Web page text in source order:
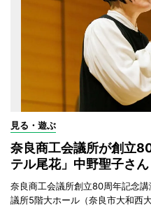
見る・遊ぶ
奈良商工会議所が創立
テル尾花」中野聖子さん
奈良商工会議所創立80周年記念
議所5階大ホール（奈良市大和西